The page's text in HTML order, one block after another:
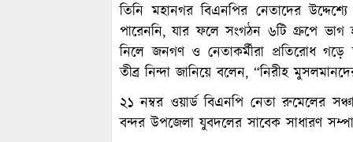
তিনি মহানগর বিএনপির নেতাদের
পারেননি, যার ফলে সংগঠন ৬টি গ্রুপে ভাগ
নিলে জনগণ ও নেতাকর্মীরা প্রতিরোধ গড়ে
তীব্র নিন্দা জানিয়ে বলেন, “নিরীহ
২১ নম্বর ওয়ার্ড বিএনপি নেতা রুমেলের
বন্দর উপজেলা যুবদলের সাবেক সাধারণ